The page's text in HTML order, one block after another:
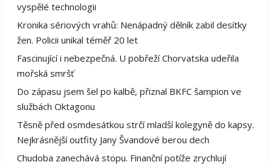
vyspělé technologii
Kronika sériových vrahů: Nenápadný dělník zabil desítky
žen. Policii unikal téměř 20 let
Fascinující i nebezpečná. U pobřeží Chorvatska udeřila
mořská smršť
Do zápasu jsem šel po kalbě, přiznal BKFC šampion ve
službách Oktagonu
Těsně před osmdesátkou strčí mladší kolegyně do kapsy.
Nejkrásnější outfity Jany Švandové berou dech
Chudoba zanechává stopu. Finanční potíže zrychlují